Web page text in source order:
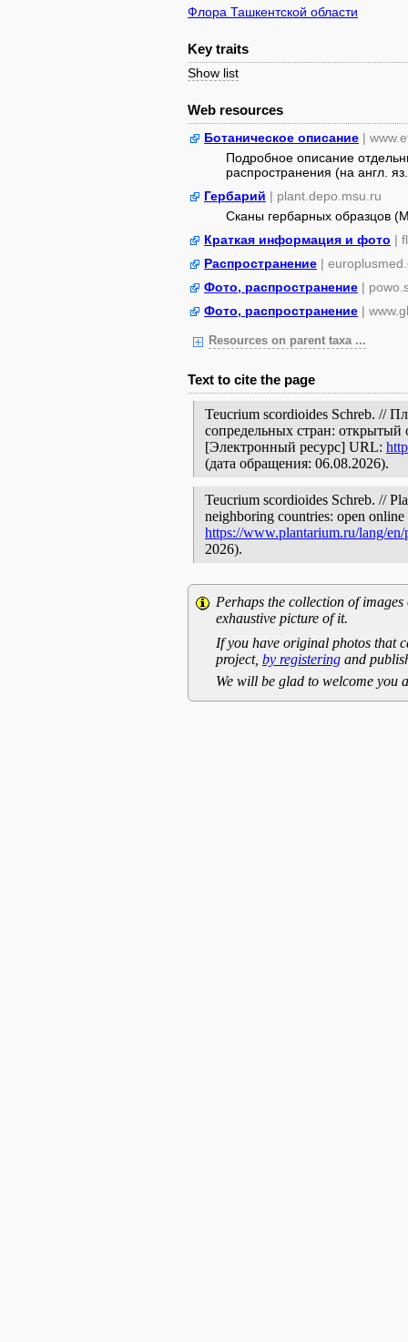
Флора Ташкентской области
Key traits
Show list
Web resources
Ботаническое описание |
Подробное описание
распространения (на англ.
Гербарий | plant.depo.msu.ru
Сканы гербарных образцов
Краткая информация и фото |
Распространение |
Фото, распространение |
Фото, распространение |
Resources on parent taxa ...
Text to cite the page
Teucrium scordioides Schreb. //
сопредельных стран: открытый
[Электронный ресурс] URL:
(дата обращения: 06.08.2026).
Teucrium scordioides Schreb. //
neighboring countries: open
https://www.plantarium.ru/lang/
2026).
Perhaps the collection of
exhaustive picture of it.
If you have original photos that
project, by registering and
We will be glad to welcome